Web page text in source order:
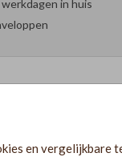
en vergelijkbare
in huis